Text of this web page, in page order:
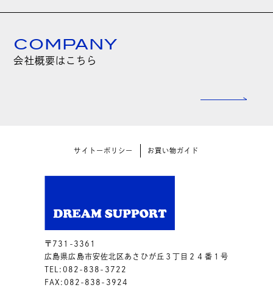
COMPANY
会社概要はこちら
サイトーポリシー お買い物ガイド
〒731-3361
広島県広島市安佐北区あさひが丘３丁目２４番１号
TEL:082-838-3722
FAX:082-838-3924